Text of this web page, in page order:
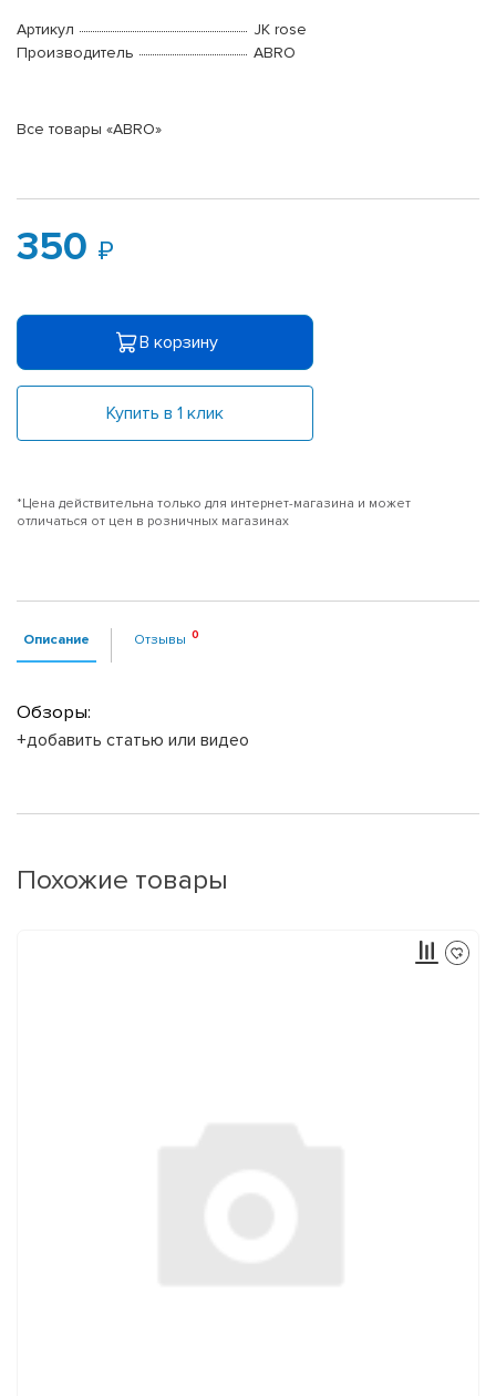
Артикул
JK rose
Производитель
ABRO
Все товары «ABRO»
350
В корзину
Купить в 1 клик
*Цена действительна только для интернет-магазина и может
отличаться от цен в розничных магазинах
Описание Отзывы
Обзоры:
+добавить статью или видео
Похожие товары